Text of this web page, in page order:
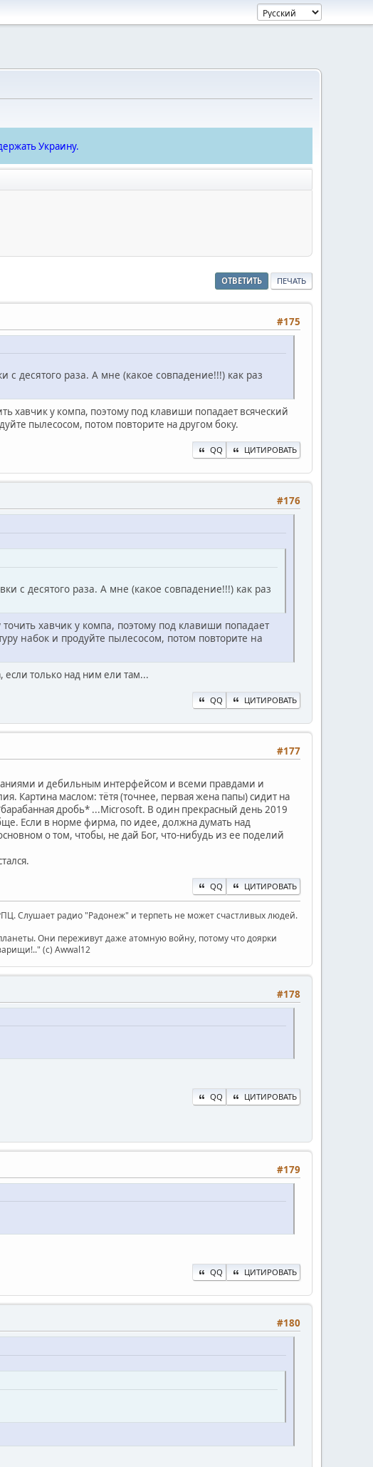
Украину.
ОТВЕТИТЬ ПЕЧАТЬ
#175
с десятого раза. А мне (какое совпадение!!!) как раз
хавчик у компа, поэтому под клавиши попадает всяческий
пылесосом, потом повторите на другом боку.
QQ ЦИТИРОВАТЬ
#176
с десятого раза. А мне (какое совпадение!!!) как раз
хавчик у компа, поэтому под клавиши попадает
набок и продуйте пылесосом, потом повторите на
если только над ним ели там...
QQ ЦИТИРОВАТЬ
#177
и дебильным интерфейсом и всеми правдами и
Картина маслом: тётя (точнее, первая жена папы) сидит на
дробь* ...Microsoft. В один прекрасный день 2019
Если в норме фирма, по идее, должна думать над
о том, чтобы, не дай Бог, что-нибудь из ее поделий
QQ ЦИТИРОВАТЬ
Слушает радио "Радонеж" и терпеть не может счастливых людей.
Они переживут даже атомную войну, потому что доярки
(c) Awwal12
#178
QQ ЦИТИРОВАТЬ
#179
QQ ЦИТИРОВАТЬ
#180